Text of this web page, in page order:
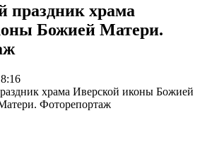
праздник храма
Божией Матери.